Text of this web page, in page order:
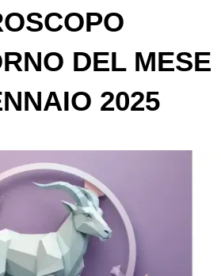
DEL MESE
2025